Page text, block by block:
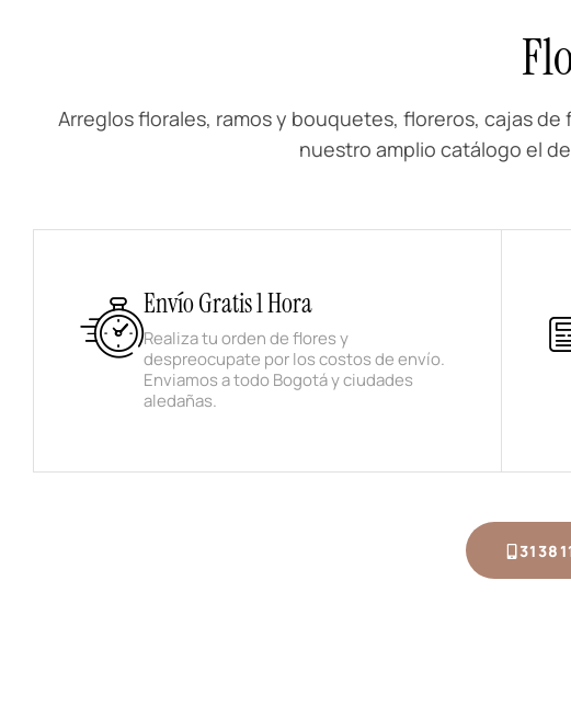
Arreglos florales, ramos y bouquetes, floreros, cajas
nuestro amplio catálogo el
Envío Gratis 1 Hora
Realiza tu orden de flores y
despreocupate por los costos de envío.
Enviamos a todo Bogotá y ciudades
aledañas.